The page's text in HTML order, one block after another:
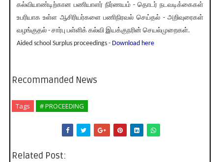
கல்வியாண்டிற்கான பணியாளர் நிர்ணயம் - தொடர் நடவடிக்கைகள்
உபரியாக உள்ள ஆசிரியர்களை பணிநிரவல் செய்தல் - அறிவுரைகள்
வழங்குதல் - சார்பு பள்ளிக் கல்வி இயக்குநரின் செயல்முறைகள்.
Aided school Surplus proceedings - Download here
Recommanded News
Tags # PROCEEDING
Related Post: